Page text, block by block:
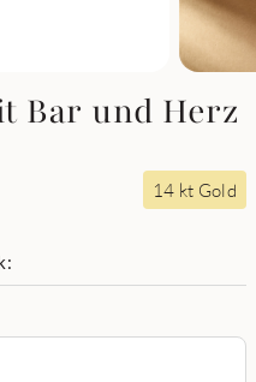
Bar und Herz
14 kt Gold